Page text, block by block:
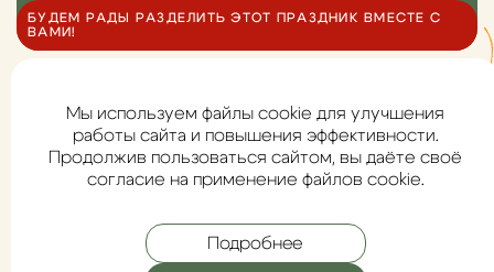
БУДЕМ РАДЫ РАЗДЕЛИТЬ ЭТОТ ПРАЗДНИК ВМЕСТЕ С
ВАМИ!
СЧАСТЛИВЫЕ ПОКУПАТЕЛИ
И ИХ МИЛЫЕ ПИТОМЦЫ
Мы используем файлы cookie для улучшения
работы сайта и повышения эффективности.
Продолжив пользоваться сайтом, вы даёте своё
согласие на применение файлов cookie.
Подробнее